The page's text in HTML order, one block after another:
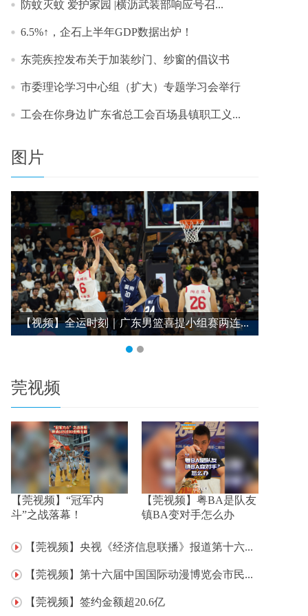
防蚊灭蚊 爱护家园 |横沥武装部响应号召...
6.5%↑，企石上半年GDP数据出炉！
东莞疾控发布关于加装纱门、纱窗的倡议书
市委理论学习中心组（扩大）专题学习会举行
工会在你身边∣广东省总工会百场县镇职工义...
图片
【视频】全运时刻｜广东男篮喜提小组赛两连...
莞视频
【莞视频】“冠军内
斗”之战落幕！
【莞视频】粤BA是队友
镇BA变对手怎么办
【莞视频】央视《经济信息联播》报道第十六...
【莞视频】第十六届中国国际动漫博览会市民...
【莞视频】签约金额超20.6亿